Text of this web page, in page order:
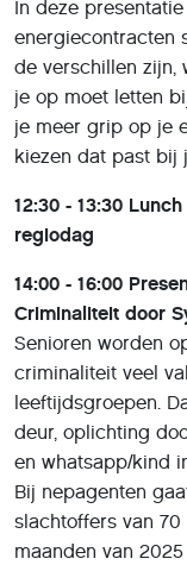
In deze
energiecontracten
de verschillen zijn,
je op moet letten
je meer grip op je
kiezen dat past bij
12:30 - 13:30
regiodag
14:00 - 16:00
Criminaliteit door
Senioren worden
criminaliteit veel
leeftijdsgroepen.
deur, oplichting
en whatsapp/kind
Bij nepagenten
slachtoffers van 70
maanden van